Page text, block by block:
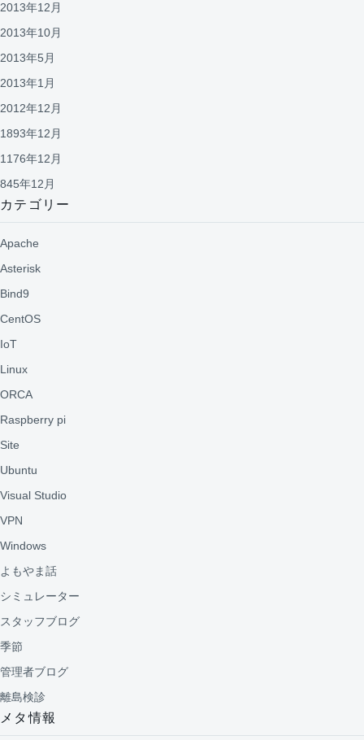
2013年12月
2013年10月
2013年5月
2013年1月
2012年12月
1893年12月
1176年12月
845年12月
カテゴリー
Apache
Asterisk
Bind9
CentOS
IoT
Linux
ORCA
Raspberry pi
Site
Ubuntu
Visual Studio
VPN
Windows
よもやま話
シミュレーター
スタッフブログ
季節
管理者ブログ
離島検診
メタ情報